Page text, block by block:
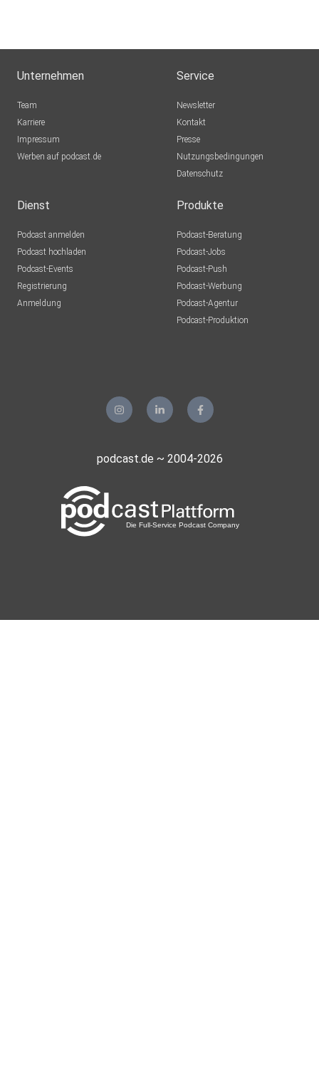
Unternehmen
Team
Karriere
Impressum
Werben auf podcast.de
Service
Newsletter
Kontakt
Presse
Nutzungsbedingungen
Datenschutz
Dienst
Podcast anmelden
Podcast hochladen
Podcast-Events
Registrierung
Anmeldung
Produkte
Podcast-Beratung
Podcast-Jobs
Podcast-Push
Podcast-Werbung
Podcast-Agentur
Podcast-Produktion
podcast.de ~ 2004-2026